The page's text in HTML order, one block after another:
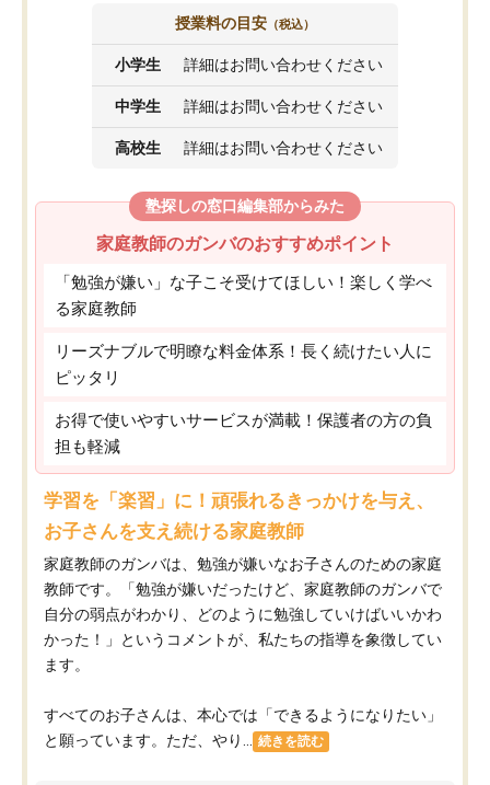
授業料の目安 （税込）
小学生 詳細はお問い合わせください
中学生 詳細はお問い合わせください
高校生 詳細はお問い合わせください
塾探しの窓口編集部からみた
家庭教師のガンバのおすすめポイント
「勉強が嫌い」な子こそ受けてほしい！楽しく学べ
る家庭教師
リーズナブルで明瞭な料金体系！長く続けたい人に
ピッタリ
お得で使いやすいサービスが満載！保護者の方の負
担も軽減
学習を「楽習」に！頑張れるきっかけを与え、
お子さんを支え続ける家庭教師
家庭教師のガンバは、勉強が嫌いなお子さんのための家庭
教師です。「勉強が嫌いだったけど、家庭教師のガンバで
自分の弱点がわかり、どのように勉強していけばいいかわ
かった！」というコメントが、私たちの指導を象徴してい
ます。
すべてのお子さんは、本心では「できるようになりたい」
と願っています。ただ、やり...
続きを読む